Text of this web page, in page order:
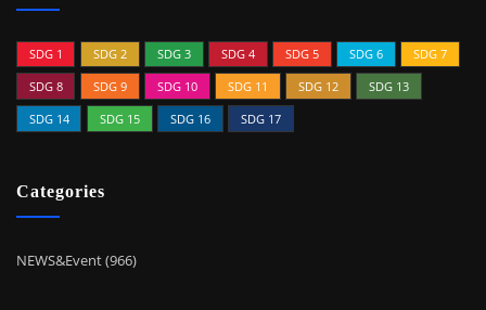
SDG 1 SDG 2 SDG 3 SDG 4 SDG 5 SDG 6
SDG 7
SDG 8
SDG 9 SDG 10 SDG 11 SDG 12
SDG 13
SDG 14
SDG 15 SDG 16 SDG 17
Categories
NEWS&Event (966)